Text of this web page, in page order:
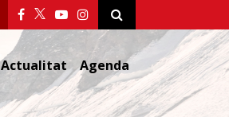
Actualitat Agenda